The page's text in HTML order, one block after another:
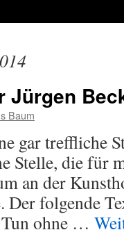
Jürgen
Baum
gar treffliche
Stelle, die für
an der
Der folgende
ohne …